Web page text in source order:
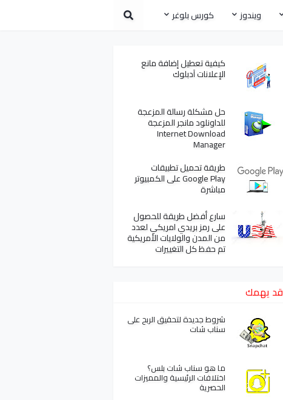
ويندوز كورس بلوغر
كيفية تعطيل إضافة مانع
الإعلانات آدبلوك
حل مشكلة رسالة المزعجة
للداونلود مانجر المزعجة
Internet Download
Manager
طريقة تحميل تطبيقات
Google Play على الكمبيوتر
مباشرة
سارع أفضل طريقة للحصول
على رمز بريدي امريكي لعدد
من المدن والولايات الأمريكية
تم حفظ كل التغييرات
قد يهمك
شروط جديدة لتحقيق الربح على
سناب شات
ما هو سناب شات بلس؟
اختلافات الرئيسية والمميزات
الحصرية